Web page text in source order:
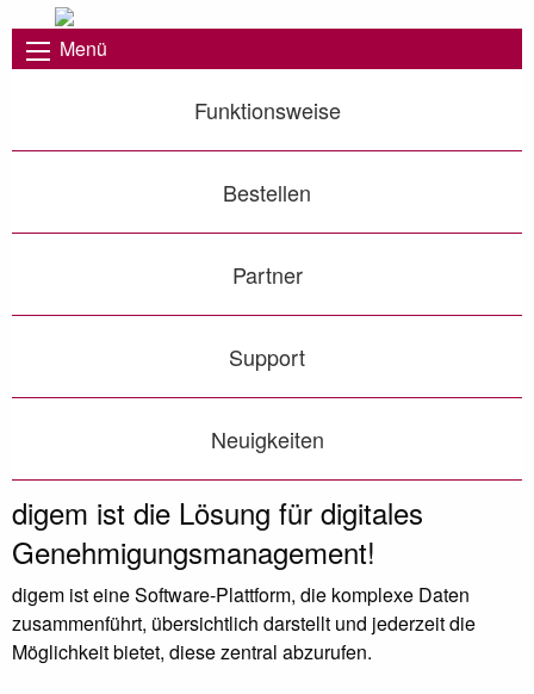
Menü
Funktionsweise
Bestellen
Partner
Support
Neuigkeiten
Vorheriges Bild
◀︎ ▶︎
digem - Digitales Genehmigungsmanagement
Genehmigungs-Kataster immer im Blick!
Nie war es einfacher Genehmigungen digital zu
dokumentieren!
digem ist die Lösung für digitales
Genehmigungsmanagement!
digem ist eine Software-Plattform, die komplexe Daten
zusammenführt, übersichtlich darstellt und jederzeit die
Möglichkeit bietet, diese zentral abzurufen.